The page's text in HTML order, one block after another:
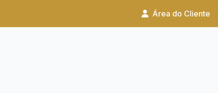
Área do Cliente